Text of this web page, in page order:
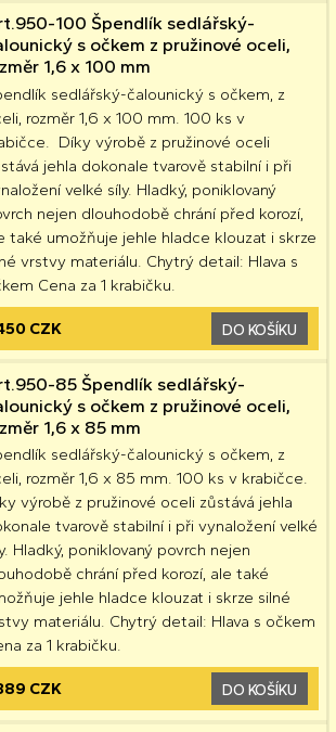
100 Špendlík sedlářský-
s očkem z pružinové oceli,
1,6 x 100 mm
sedlářský-čalounický s očkem, z
rozměr 1,6 x 100 mm. 100 ks v
Díky výrobě z pružinové oceli
jehla dokonale tvarově stabilní i při
velké síly. Hladký, poniklovaný
nejen dlouhodobě chrání před korozí,
také umožňuje jehle hladce klouzat i skrze
vrstvy materiálu. Chytrý detail: Hlava s
Cena za 1 krabičku.
CZK DO KOŠÍKU
85 Špendlík sedlářský-
s očkem z pružinové oceli,
1,6 x 85 mm
sedlářský-čalounický s očkem, z
rozměr 1,6 x 85 mm. 100 ks v krabičce.
výrobě z pružinové oceli zůstává jehla
tvarově stabilní i při vynaložení velké
Hladký, poniklovaný povrch nejen
chrání před korozí, ale také
jehle hladce klouzat i skrze silné
materiálu. Chytrý detail: Hlava s očkem
za 1 krabičku.
CZK DO KOŠÍKU